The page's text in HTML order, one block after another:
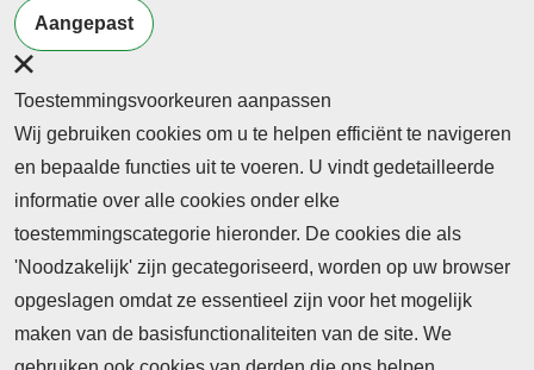
Terug naar nieuwsoverzicht
Aangepast
Toestemmingsvoorkeuren aanpassen
Wij gebruiken cookies om u te helpen efficiënt te navigeren
en bepaalde functies uit te voeren. U vindt gedetailleerde
informatie over alle cookies onder elke
toestemmingscategorie hieronder. De cookies die als
'Noodzakelijk' zijn gecategoriseerd, worden op uw browser
opgeslagen omdat ze essentieel zijn voor het mogelijk
maken van de basisfunctionaliteiten van de site. We